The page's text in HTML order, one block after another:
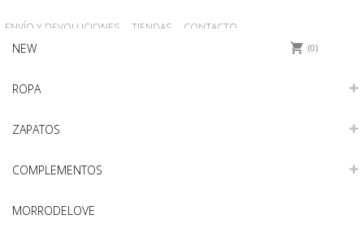
0
ENVÍO Y DEVOLUCIONES TIENDAS CONTACTO
NEW
ROPA
ZAPATOS
COMPLEMENTOS
MORRODELOVE